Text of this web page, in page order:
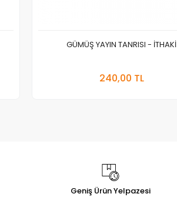
GÜMÜŞ YAYIN TANRISI - İTHAKİ
240,00 TL
Geniş Ürün Yelpazesi